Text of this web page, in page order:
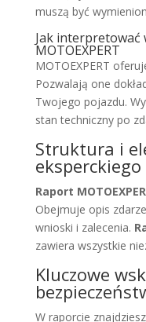
muszą być
Jak interpretować
MOTOEXPERT
MOTOEXPERT
Pozwalają one
Twojego pojazdu.
stan techniczny po
Struktura i
eksperckiego
Raport
Obejmuje opis
wnioski i zalecenia.
zawiera wszystkie
Kluczowe
W raporcie